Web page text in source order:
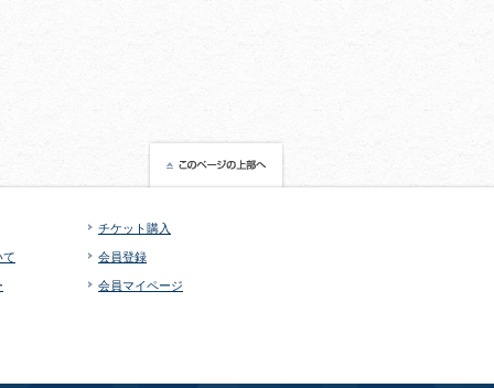
て
チケット購入
会員登録
会員マイページ